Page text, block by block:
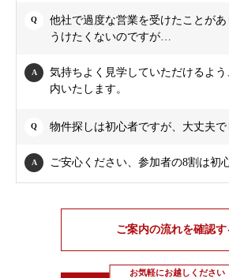
他社で過度な営業を受けたことが
うけたくないのですが…
気持ちよく見学していただけるよ
内いたします。
物件探しは初心者ですが、大丈夫で
ご安心ください、参加者の8割は初
ご案内の流れを確認す
お気軽にお越しください